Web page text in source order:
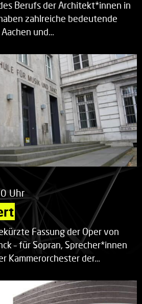
Berufs der Architekt*innen in
zahlreiche bedeutende
und…
Uhr
Fassung der Oper von
– für Sopran, Sprecher*innen
Kammerorchester der…